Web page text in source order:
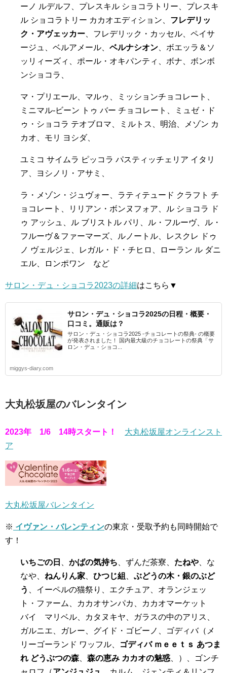
ーノ ルデルフ、プレスキル ショコラトリー、プレスキ
ル ショコラトリー カカオエディション、 フレデリッ
ク・アヴェッカー 、フレデリック・カッセル、ペイサ
ージュ、ベルアメール、 ベルナシオン 、ボエッラ＆ソ
ッリィーズィ、ポール・オキパンティ、ボナ、ボンボ
ンショコラ、
マ・プリエール、マルゥ、ミッションチョコレート、
ミニマル‐ビーン トゥ バー チョコレート、ミュゼ・ド
ゥ・ショコラ テオブロマ、ミルトス、明治、メゾン カ
カオ、モリ ヨシダ、
ユミコ サイムラ ピッコラ パスティッチェリア イタリ
ア、ヨシノリ・アサミ、
ラ・メゾン・ジュヴォー、ラティテュード クラフト チ
ョコレート、リリアン・ボンヌフォア、ル ショコラ ド
ゥ アッシュ、ル ブリストル パリ、ル・フルーヴ、ル・
フルーヴ＆ファーマーズ、ルノートル、レスクレ ドゥ
ノ ヴェルジェ、レガル・ド・チヒロ、ローラン ル ダニ
エル、ロンポワン など
サロン・デュ・ショコラ2023の詳細はこちら▼
サロン・デュ・ショコラ2025の日程・概要・
口コミ。通販は？
サロン・デュ・ショコラ2025 -チョコレートの祭典- の概要
が発表されました！ 国内最大級のチョコレートの祭典「サ
ロン・デュ・ショコ...
miggys-diary.com
大丸松坂屋のバレンタイン
2023年 1/6 14時スタート！
大丸松坂屋オンラインスト
ア
大丸松坂屋バレンタイン
※ イヴァン・バレンティンの東京・受取予約も同時開始で
す！
いちごの日 かばの気持ち 、ずんだ茶寮、 たねや 、な
なや、 ねんりん家 ひつじ組
ぶどうの木・銀のぶど
う
、イーペルの猫祭り、エクチュア、オランジェッ
ト・ファーム、カカオサンパカ、カカオマーケット
バイ マリベル、カタヌキヤ、ガラスの中のアリス、
ガルニエ、ガレー、グイド・ゴビーノ、ゴディバ（メ
リーゴーランド ワッフル、
ゴディバ ｍｅｅｔｓ あつま
れ どうぶつの森
森の恵み カカオの魅惑 、）、ゴンチ